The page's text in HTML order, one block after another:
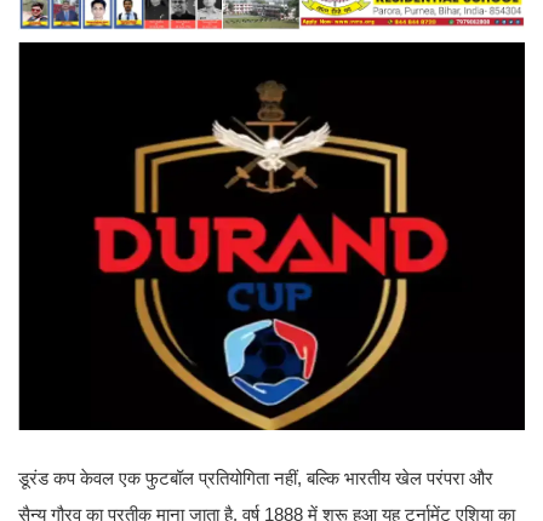
डूरंड कप केवल एक फुटबॉल प्रतियोगिता नहीं, बल्कि भारतीय खेल परंपरा और
सैन्य गौरव का प्रतीक माना जाता है. वर्ष 1888 में शुरू हुआ यह टूर्नामेंट एशिया का